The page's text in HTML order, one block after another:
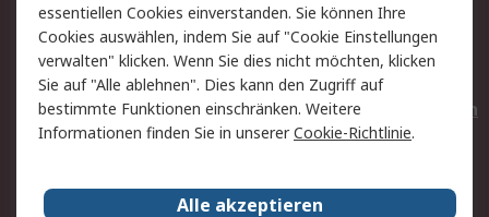
AGB
Datenschutz
Cookie-Richtlinie
Zahlungsbedingungen
Copyright/Impressum
Entsorgung
Elektrogeräte/Batterien
RS weltweit
essentiellen Cookies einverstanden. Sie können Ihre
Cookies auswählen, indem Sie auf "Cookie Einstellungen
verwalten" klicken. Wenn Sie dies nicht möchten, klicken
Sie auf "Alle ablehnen". Dies kann den Zugriff auf
bestimmte Funktionen einschränken. Weitere
Informationen finden Sie in unsererCookie-Richtlinie.
Alle akzeptieren